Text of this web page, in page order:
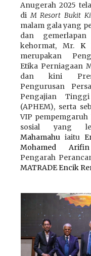
Anugerah 2025
diM Resort Bukit
malam gala yang
dan
kehormat, Mr. K
merupakan
Etika Perniagaan
dan kini
Pengurusan
Pengajian
(APHEM), serta
VIP
sosial yang
Mahamahu iaitu
Mohamed Arifin
Pengarah
MATRADEEncik